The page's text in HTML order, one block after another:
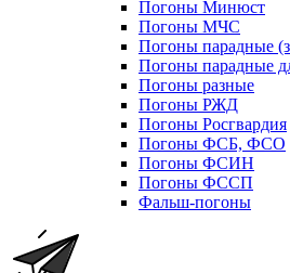
Погоны Минюст
Погоны МЧС
Погоны парадные
Погоны парадные
Погоны разные
Погоны РЖД
Погоны Росгвардия
Погоны ФСБ, ФСО
Погоны ФСИН
Погоны ФССП
Фальш-погоны